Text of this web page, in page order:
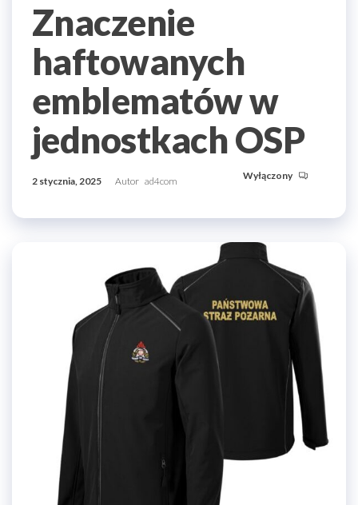
Znaczenie
haftowanych
emblematów w
jednostkach OSP
2 stycznia, 2025 Autor ad4com Wyłączony